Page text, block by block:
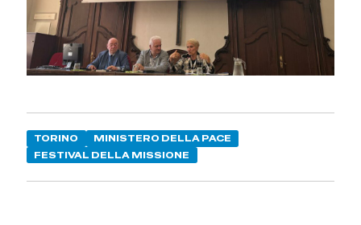
TORINO
MINISTERO DELLA PACE
FESTIVAL DELLA MISSIONE